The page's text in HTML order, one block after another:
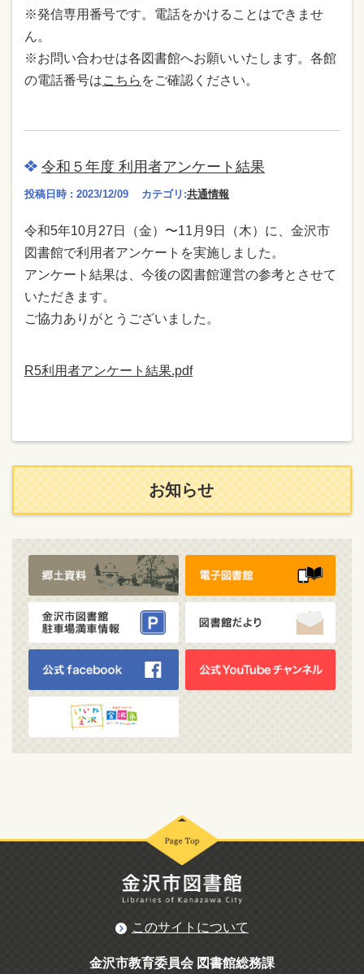
※発信専用番号です。電話をかけることはできませ
ん。
※お問い合わせは各図書館へお願いいたします。各館
の電話番号はこちら をご確認ください。
令和５年度 利用者アンケート結果
投稿日時 : 2023/12/09 カテゴリ:共通情報
令和5年10⽉27⽇（金）〜11⽉9⽇（木）に、⾦沢市
図書館で利⽤者アンケートを実施しました。
アンケート結果は、今後の図書館運営の参考とさせて
いただきます。
ご協⼒ありがとうございました。
R5利用者アンケート結果.pdf
お知らせ
このサイトについて
金沢市教育委員会 図書館総務課